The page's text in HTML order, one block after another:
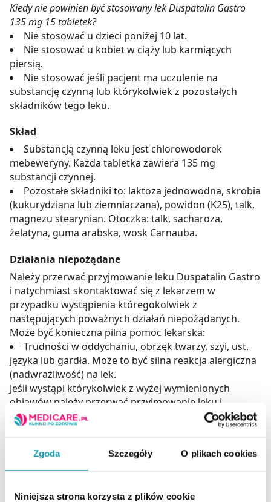
Zgoda Szczegóły O plikach cookies
Niniejsza strona korzysta z plików cookie
Kiedy nie powinien być stosowany lek Duspatalin Gastro
135 mg 15 tabletek?
Nie stosować u dzieci poniżej 10 lat.
Nie stosować u kobiet w ciąży lub karmiących
piersią.
Nie stosować jeśli pacjent ma uczulenie na
substancję czynną lub którykolwiek z pozostałych
składników tego leku.
Skład
Substancją czynną leku jest chlorowodorek
mebeweryny. Każda tabletka zawiera 135 mg
substancji czynnej.
Pozostałe składniki to: laktoza jednowodna, skrobia
(kukurydziana lub ziemniaczana), powidon (K25), talk,
magnezu stearynian. Otoczka: talk, sacharoza,
żelatyna, guma arabska, wosk Carnauba.
Działania niepożądane
Należy przerwać przyjmowanie leku Duspatalin Gastro
i natychmiast skontaktować się z lekarzem w
przypadku wystąpienia któregokolwiek z
następujących poważnych działań niepożądanych.
Może być konieczna pilna pomoc lekarska:
Trudności w oddychaniu, obrzęk twarzy, szyi, ust,
języka lub gardła. Może to być silna reakcja alergiczna
(nadwrażliwość) na lek.
Jeśli wystąpi którykolwiek z wyżej wymienionych
objawów należy przerwać przyjmowanie leku i
natychmiast skontaktować się z lekarzem.
(nadwrażliwości) na lek np. wysypka, czerwone,
swędzące zaczerwienienia na skórze.